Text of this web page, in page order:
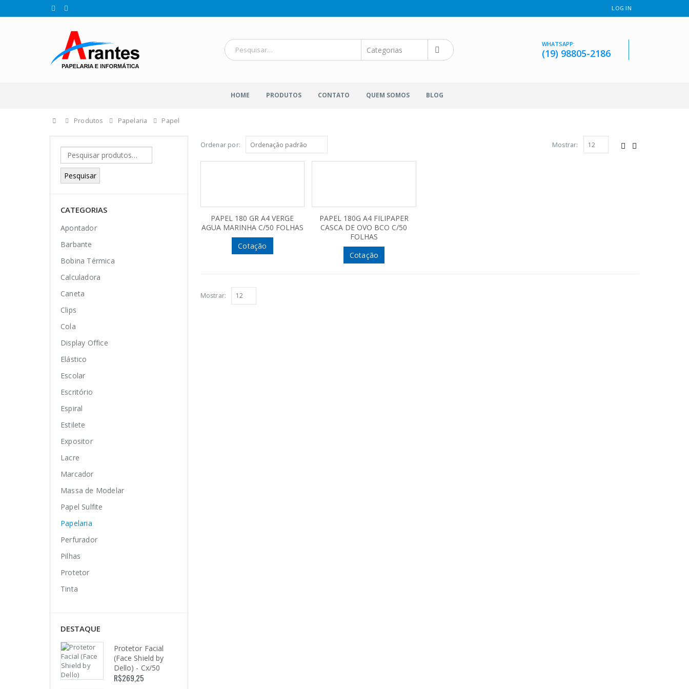
LOG IN
WHATSAPP:
(19) 98805-2186
HOME PRODUTOS CONTATO QUEM SOMOS BLOG
Produtos Papelaria Papel
Ordenar por: Mostrar:
PAPEL 180 GR A4 VERGE
AGUA MARINHA C/50 FOLHAS
Cotação
PAPEL 180G A4 FILIPAPER
CASCA DE OVO BCO C/50
FOLHAS
Cotação
Mostrar:
Pesquisar
CATEGORIAS
Apontador
Barbante
Bobina Térmica
Calculadora
Caneta
Clips
Cola
Display Office
Elástico
Escolar
Escritório
Espiral
Estilete
Expositor
Lacre
Marcador
Massa de Modelar
Papel Sulfite
Papelaria
Perfurador
Pilhas
Protetor
Tinta
DESTAQUE
Protetor Facial
(Face Shield by
Dello) - Cx/50
R$269,25